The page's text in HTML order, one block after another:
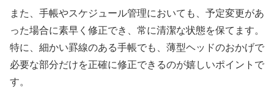
また、手帳やスケジュール管理においても、予定変更があ
った場合に素早く修正でき、常に清潔な状態を保てます。
特に、細かい罫線のある手帳でも、薄型ヘッドのおかげで
必要な部分だけを正確に修正できるのが嬉しいポイントで
す。